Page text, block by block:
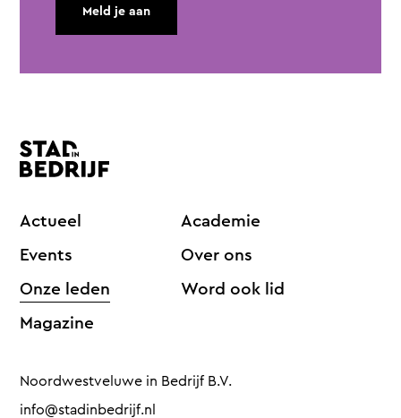
Meld je aan
Actueel
Events
Onze leden
Magazine
Academie
Over ons
Word ook lid
Noordwestveluwe in Bedrijf B.V.
info@stadinbedrijf.nl